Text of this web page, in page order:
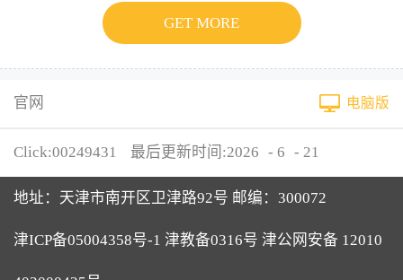
GET MORE
官网 电脑版
Click:00249431 最后更新时间:2026 - 6 - 21
地址：天津市南开区卫津路92号 邮编：300072
津ICP备05004358号-1 津教备0316号 津公网安备 12010